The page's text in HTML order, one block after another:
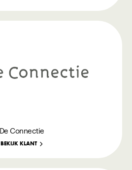
De Connectie
BEKIJK KLANT